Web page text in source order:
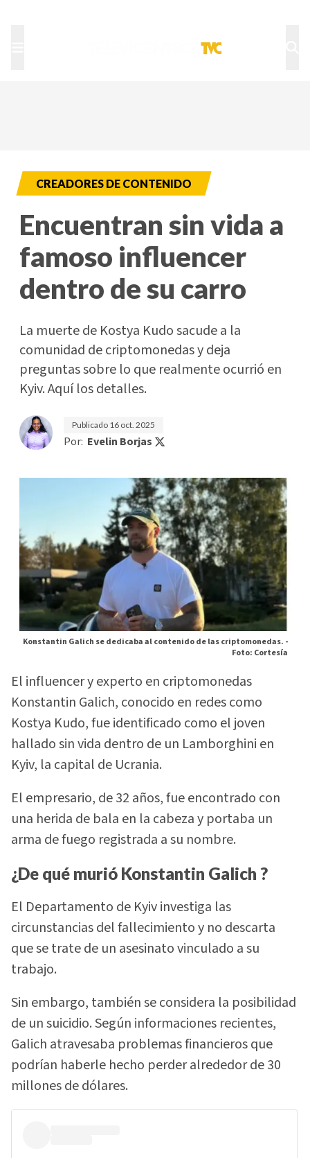
CREADORES DE CONTENIDO
Encuentran sin vida a
famoso influencer
dentro de su carro
La muerte de Kostya Kudo sacude a la
comunidad de criptomonedas y deja
preguntas sobre lo que realmente ocurrió en
Kyiv. Aquí los detalles.
Publicado 16 oct. 2025
Por: Evelin Borjas
Konstantin Galich se dedicaba al contenido de las criptomonedas. -
Foto: Cortesía
El influencer y experto en criptomonedas
Konstantin Galich, conocido en redes como
Kostya Kudo, fue identificado como el joven
hallado sin vida dentro de un Lamborghini en
Kyiv, la capital de Ucrania.
El empresario, de 32 años, fue encontrado con
una herida de bala en la cabeza y portaba un
arma de fuego registrada a su nombre.
¿De qué murió Konstantin Galich ?
El Departamento de Kyiv investiga las
circunstancias del fallecimiento y no descarta
que se trate de un asesinato vinculado a su
trabajo.
Sin embargo, también se considera la posibilidad
de un suicidio. Según informaciones recientes,
Galich atravesaba problemas financieros que
podrían haberle hecho perder alrededor de 30
millones de dólares.